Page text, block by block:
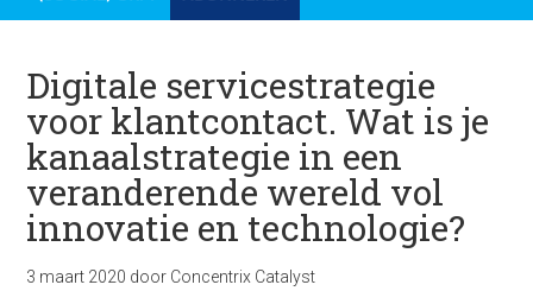
Digitale servicestrategie
voor klantcontact. Wat is je
kanaalstrategie in een
veranderende wereld vol
innovatie en technologie?
3 maart 2020 door Concentrix Catalyst